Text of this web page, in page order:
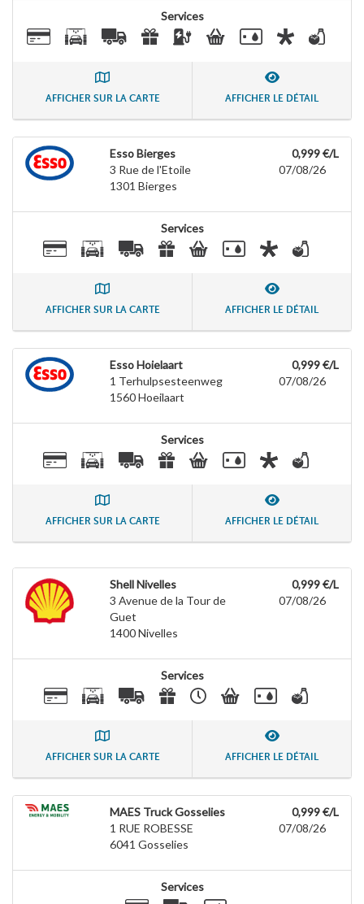
Services
AFFICHER SUR LA CARTE AFFICHER LE DÉTAIL
Esso Bierges
3 Rue de l'Etoile
1301 Bierges
0,999 €/L
07/08/26
Services
AFFICHER SUR LA CARTE AFFICHER LE DÉTAIL
Esso Hoielaart
1 Terhulpsesteenweg
1560Hoeilaart
0,999 €/L
07/08/26
Services
AFFICHER SUR LA CARTE AFFICHER LE DÉTAIL
Shell Nivelles
3 Avenue de la Tour de
Guet
1400Nivelles
0,999 €/L
07/08/26
Services
AFFICHER SUR LA CARTE AFFICHER LE DÉTAIL
MAES Truck Gosselies
1 RUE ROBESSE
6041 Gosselies
0,999 €/L
07/08/26
Services